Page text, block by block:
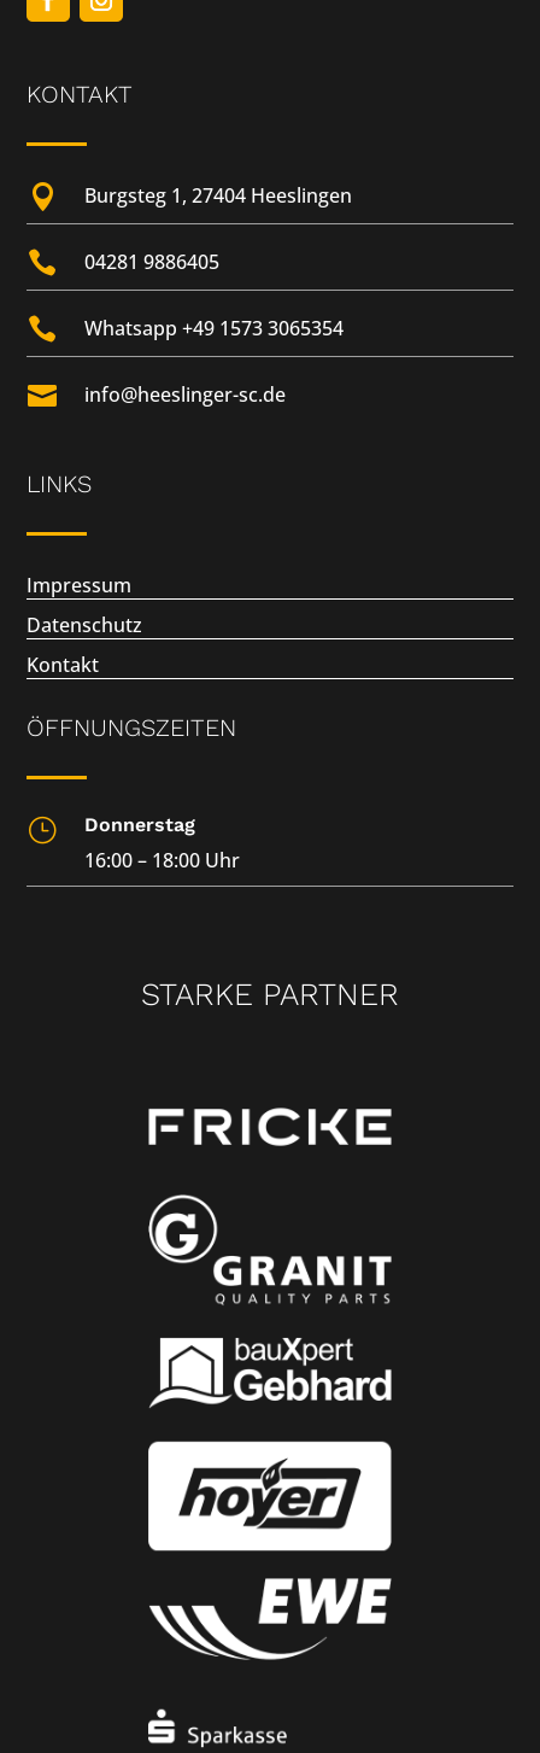
KONTAKT
 Burgsteg 1, 27404 Heeslingen
 04281 9886405
 Whatsapp +49 1573 3065354
 info@heeslinger-sc.de
LINKS
Impressum
Datenschutz
Kontakt
ÖFFNUNGSZEITEN
} Donnerstag
16:00 – 18:00 Uhr
STARKE PARTNER